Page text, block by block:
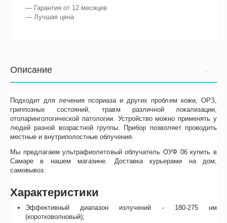
— Гарантия от 12 месяцев
— Лучшая цена
Описание
Подходит для лечения псориаза и других проблем кожи, ОРЗ,
гриппозных состояний, травм различной локализации,
отоларингологической патологии. Устройство можно применять у
людей разной возрастной группы. Прибор позволяет проводить
местные и внутриполостные облучения.
Мы предлагаем ультрафиолетовый облучатель ОУФ 06 купить в
Самаре в нашем магазине. Доставка курьерами на дом,
самовывоз.
Характеристики
Эффективный диапазон излучений - 180-275 нм
(коротковолновый);